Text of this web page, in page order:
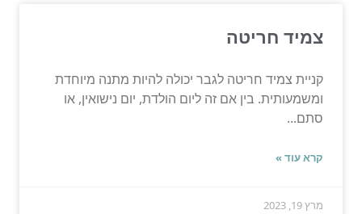
צמיד חריטה
קניית צמיד חריטה לגבר יכולה להיות מתנה מיוחדת
ומשמעותית. בין אם זה ליום הולדת, יום נישואין, או
סתם...
קרא עוד »
מרץ 19, 2023